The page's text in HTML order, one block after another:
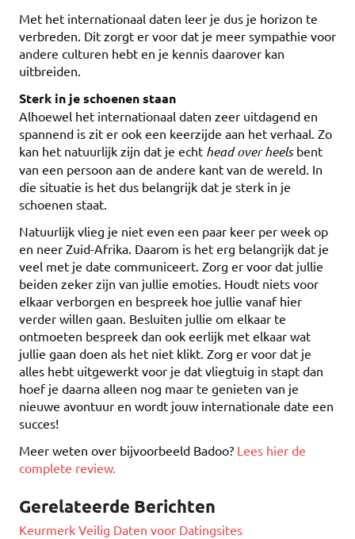
Met het internationaal daten leer je dus je horizon te
verbreden. Dit zorgt er voor dat je meer sympathie voor
andere culturen hebt en je kennis daarover kan
uitbreiden.
Sterk in je schoenen staan
Alhoewel het internationaal daten zeer uitdagend en
spannend is zit er ook een keerzijde aan het verhaal. Zo
kan het natuurlijk zijn dat je echt head over heelsbent
van een persoon aan de andere kant van de wereld. In
die situatie is het dus belangrijk dat je sterk in je
schoenen staat.
Natuurlijk vlieg je niet even een paar keer per week op
en neer Zuid-Afrika. Daarom is het erg belangrijk dat je
veel met je date communiceert. Zorg er voor dat jullie
beiden zeker zijn van jullie emoties. Houdt niets voor
elkaar verborgen en bespreek hoe jullie vanaf hier
verder willen gaan. Besluiten jullie om elkaar te
ontmoeten bespreek dan ook eerlijk met elkaar wat
jullie gaan doen als het niet klikt. Zorg er voor dat je
alles hebt uitgewerkt voor je dat vliegtuig in stapt dan
hoef je daarna alleen nog maar te genieten van je
nieuwe avontuur en wordt jouw internationale date een
succes!
Meer weten over bijvoorbeeld Badoo? Lees hier de
complete review.
Gerelateerde Berichten
Keurmerk Veilig Daten voor Datingsites